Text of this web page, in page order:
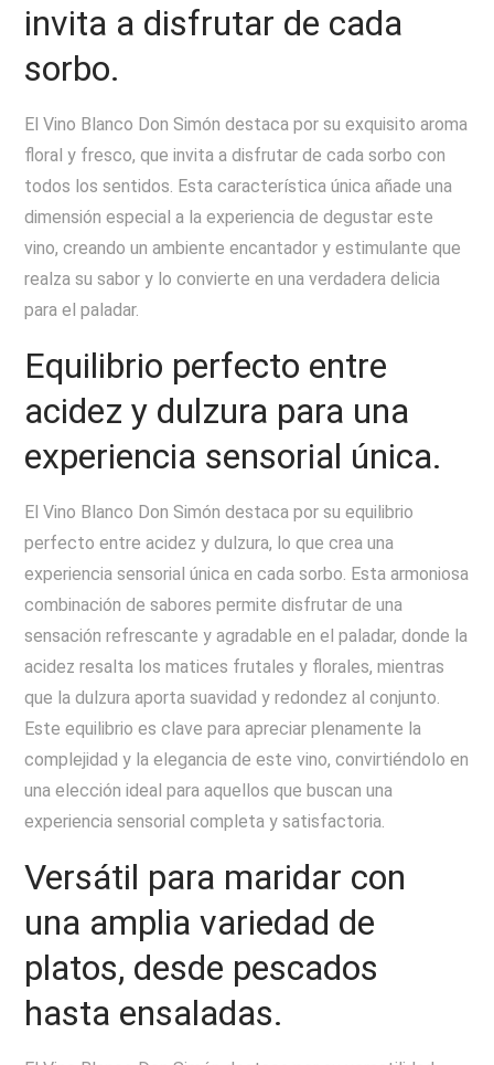
invita a disfrutar de cada
sorbo.
El Vino Blanco Don Simón destaca por su exquisito aroma
floral y fresco, que invita a disfrutar de cada sorbo con
todos los sentidos. Esta característica única añade una
dimensión especial a la experiencia de degustar este
vino, creando un ambiente encantador y estimulante que
realza su sabor y lo convierte en una verdadera delicia
para el paladar.
Equilibrio perfecto entre
acidez y dulzura para una
experiencia sensorial única.
El Vino Blanco Don Simón destaca por su equilibrio
perfecto entre acidez y dulzura, lo que crea una
experiencia sensorial única en cada sorbo. Esta armoniosa
combinación de sabores permite disfrutar de una
sensación refrescante y agradable en el paladar, donde la
acidez resalta los matices frutales y florales, mientras
que la dulzura aporta suavidad y redondez al conjunto.
Este equilibrio es clave para apreciar plenamente la
complejidad y la elegancia de este vino, convirtiéndolo en
una elección ideal para aquellos que buscan una
experiencia sensorial completa y satisfactoria.
Versátil para maridar con
una amplia variedad de
platos, desde pescados
hasta ensaladas.